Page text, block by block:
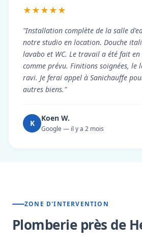
★★★★★
"Installation complète de la salle
notre studio en location. Douche
lavabo et WC. Le travail a été fait
comme prévu. Finitions soignées, le
ravi. Je ferai appel à Sanichauffe
autres biens."
K
Koen W.
Google — il y a 2 mois
ZONE D'INTERVENTION
Plomberie près de